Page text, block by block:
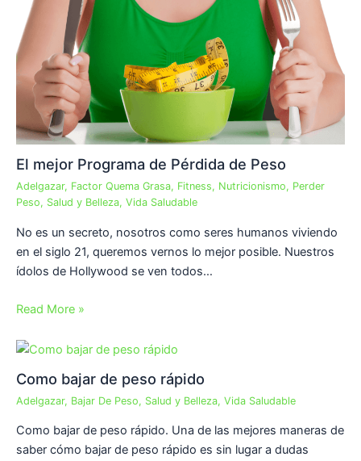
El mejor Programa de Pérdida de Peso
Adelgazar, Factor Quema Grasa, Fitness, Nutricionismo, Perder
Peso, Salud y Belleza, Vida Saludable
No es un secreto, nosotros como seres humanos viviendo
en el siglo 21, queremos vernos lo mejor posible. Nuestros
ídolos de Hollywood se ven todos…
Read More »
Como bajar de peso rápido
Adelgazar, Bajar De Peso, Salud y Belleza, Vida Saludable
Como bajar de peso rápido. Una de las mejores maneras de
saber cómo bajar de peso rápido es sin lugar a dudas